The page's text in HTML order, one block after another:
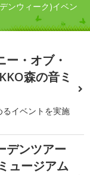
ンウィーク)イベン
ー・オブ・
森の音ミ
イベントを実施
デンツアー
ュージアム